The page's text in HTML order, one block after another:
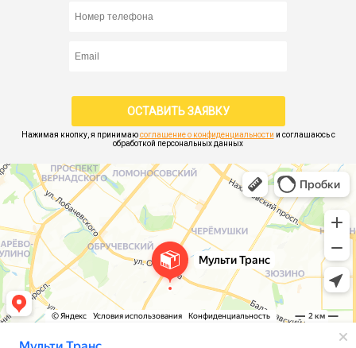
Нажимая кнопку, я принимаюсоглашение о конфиденциальности и соглашаюсь с
обработкой персональных данных